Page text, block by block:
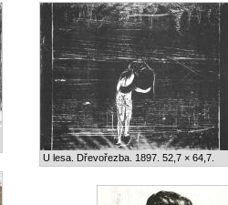
U lesa. Dřevořezba. 1897. 52,7 × 64,7.